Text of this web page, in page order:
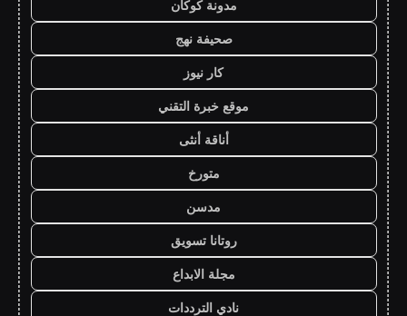
مدونة كوكان
صحيفة نهج
كار نيوز
موقع خبرة التقني
أناقة أنثى
متورخ
مدسن
روتانا تسويق
مجلة الابداع
نادي الترددات